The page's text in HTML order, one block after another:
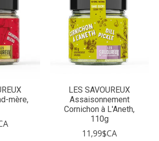
mère,
LES SAVOUREUX
Assaisonnement
Cornichon à L'Aneth,
110g
11,99$CA